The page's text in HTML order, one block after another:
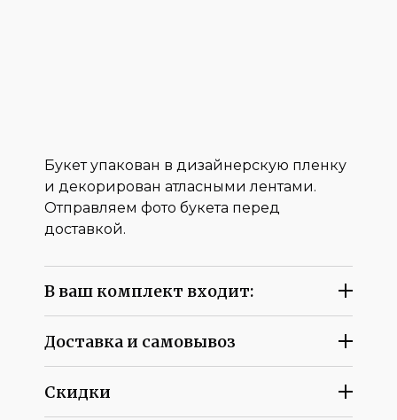
Букет упакован в дизайнерскую пленку
и декорирован атласными лентами.
Отправляем фото букета перед
доставкой.
В ваш комплект входит:
Доставка и самовывоз
Скидки